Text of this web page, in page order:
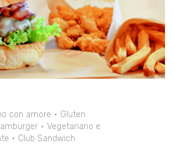
con amore
Gluten
Vegetariano e
Club Sandwich